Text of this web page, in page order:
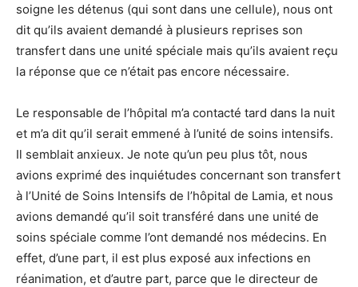
soigne les détenus (qui sont dans une cellule), nous ont
dit qu’ils avaient demandé à plusieurs reprises son
transfert dans une unité spéciale mais qu’ils avaient reçu
la réponse que ce n’était pas encore nécessaire.
Le responsable de l’hôpital m’a contacté tard dans la nuit
et m’a dit qu’il serait emmené à l’unité de soins intensifs.
Il semblait anxieux. Je note qu’un peu plus tôt, nous
avions exprimé des inquiétudes concernant son transfert
à l’Unité de Soins Intensifs de l’hôpital de Lamia, et nous
avions demandé qu’il soit transféré dans une unité de
soins spéciale comme l’ont demandé nos médecins. En
effet, d’une part, il est plus exposé aux infections en
réanimation, et d’autre part, parce que le directeur de